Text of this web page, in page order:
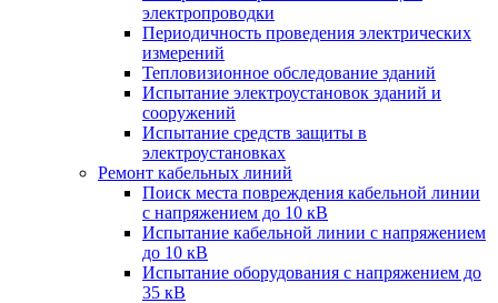
электропроводки
Периодичность проведения электрических
измерений
Тепловизионное обследование зданий
Испытание электроустановок зданий и
сооружений
Испытание средств защиты в
электроустановках
Ремонт кабельных линий
Поиск места повреждения кабельной линии
с напряжением до 10 кВ
Испытание кабельной линии с напряжением
до 10 кВ
Испытание оборудования с напряжением до
35 кВ